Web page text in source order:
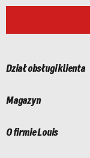
Dział obsługi klienta
Magazyn
O firmie Louis